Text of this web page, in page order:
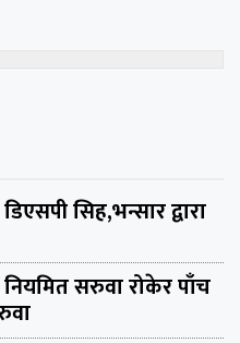
सिह,भन्सार द्वारा
सरुवा रोकेर पाँच